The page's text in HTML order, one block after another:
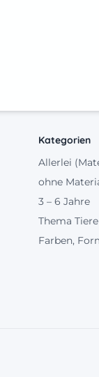
Kategorien
Allerlei
ohne
3 – 6 Jahre
Thema
Farben,